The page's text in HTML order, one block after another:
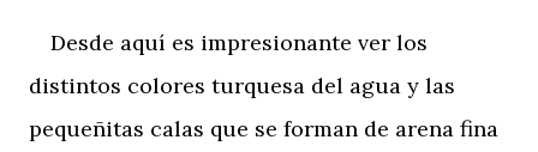
Desde aquí es impresionante ver los
distintos colores turquesa del agua y las
pequeñitas calas que se forman de arena fina